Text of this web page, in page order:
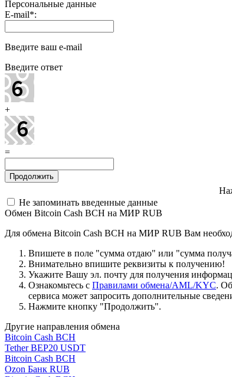
Персональные данные
E-mail*:
Введите ваш e-mail
Введите ответ
+
=
Не запоминать введенные данные
Обмен Bitcoin Cash BCH на МИР RUB
Для обмена Bitcoin Cash BCH на МИР RUB Вам
Впишете в поле "сумма отдаю" или "сумма
Внимательно впишите реквизиты к получению!
Укажите Вашу эл. почту для получения
Ознакомьтесь с Правилами обмена/AML/KYC.
сервиса может запросить дополнительные
Нажмите кнопку "Продолжить".
Другие направления обмена
Bitcoin Cash BCH
Tether BEP20 USDT
Bitcoin Cash BCH
Ozon Банк RUB